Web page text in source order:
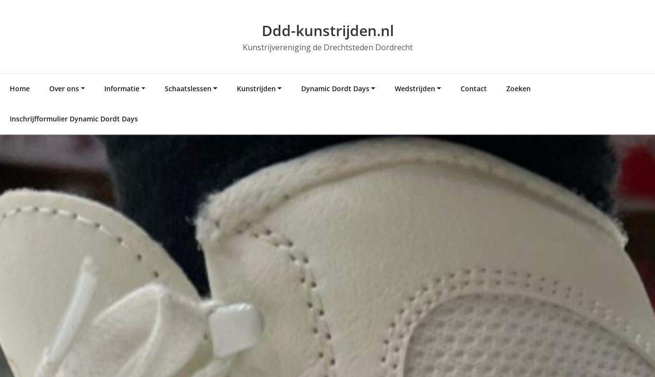
Ddd-kunstrijden.nl
Kunstrijvereniging de Drechtsteden Dordrecht
Home Over ons Informatie Schaatslessen Kunstrijden Dynamic Dordt Days Wedstrijden Contact Zoeken
Inschrijfformulier Dynamic Dordt Days